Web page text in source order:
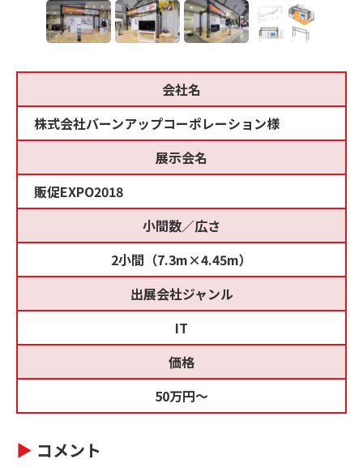
会社名
株式会社バーンアップコーポレーション様
展示会名
販促EXPO2018
小間数／広さ
2小間（7.3m×4.45m）
出展会社ジャンル
IT
価格
50万円〜
コメント